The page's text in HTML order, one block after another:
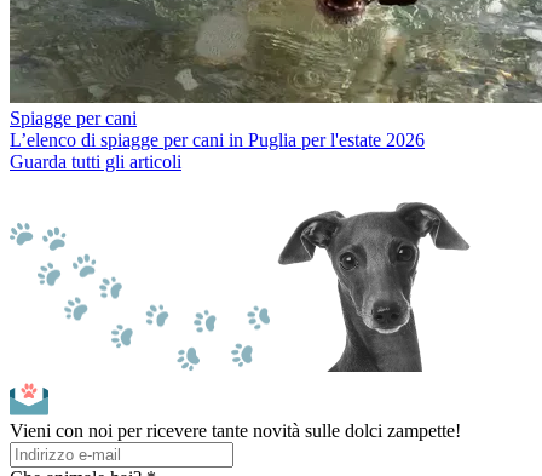
Spiagge per cani
L’elenco di spiagge per cani in Puglia per l'estate 2026
Guarda tutti gli articoli
Vieni con noi per ricevere tante novità sulle dolci zampette!